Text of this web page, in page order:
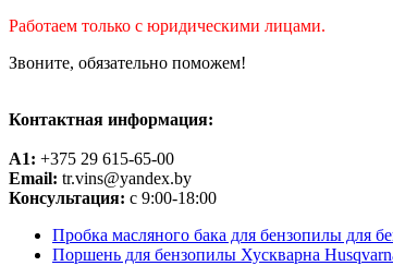
Работаем только с юридическими лицами.
Звоните, обязательно поможем!
Контактная информация:
A1: +375 29 615-65-00
Email: tr.vins@yandex.by
Консультация: с 9:00-18:00
Пробка масляного бака для бензопилы для
Поршень для бензопилы Хускварна